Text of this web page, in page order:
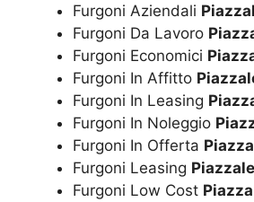
Furgoni Aziendali
Furgoni Da Lavoro
Furgoni Economici
Furgoni In Affitto
Furgoni In Leasing
Furgoni In Noleggio
Furgoni In Offerta
Furgoni Leasing
Furgoni Low Cost